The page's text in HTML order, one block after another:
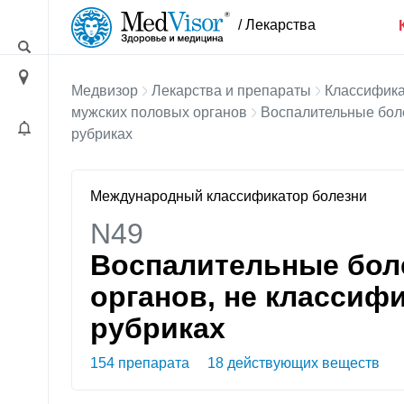
/ Лекарства
Медвизор Лекарства и препараты
мужских половых органов
Воспалительные
рубриках
Международный классификатор болезни
N49
Воспалительные
органов, не
рубриках
154 препарата 18 действующих веществ